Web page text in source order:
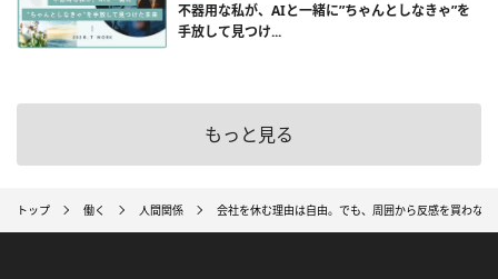
不器用な私が、AIと一緒に”ちゃんとしなきゃ”を
手放して見つけ...
もっと見る
トップ 働く 人間関係 会社を休む理由は自由。でも、周囲から反感を買わな